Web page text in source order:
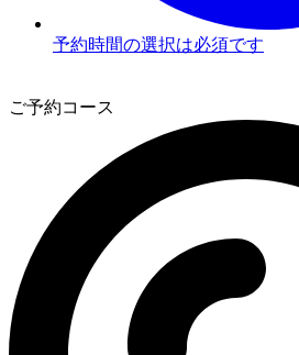
予約時間の選択は必須です
ご予約コース